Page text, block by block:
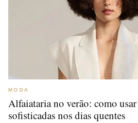
MODA
Alfaiataria no verão: como usar
sofisticadas nos dias quentes